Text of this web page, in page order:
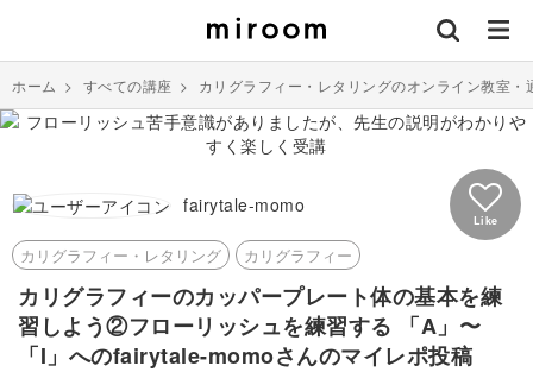
ホーム > すべての講座 > カリグラフィー・レタリングのオンライン教室・
fairytale-momo
Like
カリグラフィー・レタリング カリグラフィー
カリグラフィーのカッパープレート体の基本を練
習しよう②フローリッシュを練習する 「A」〜
「I」へのfairytale-momoさんのマイレポ投稿